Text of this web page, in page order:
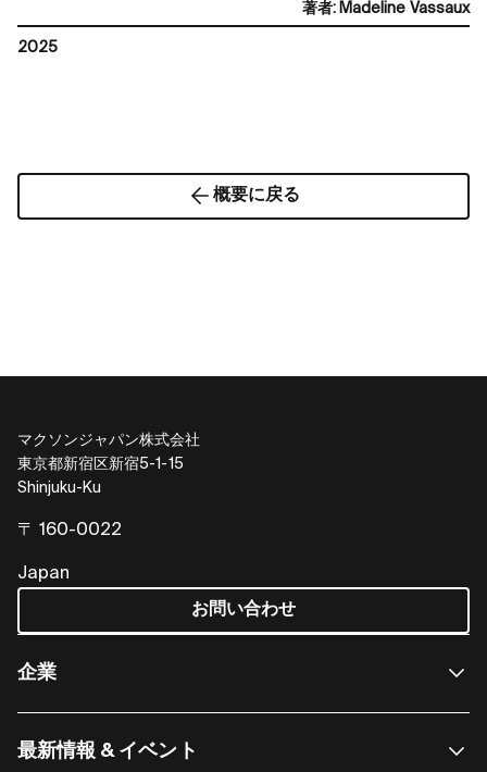
著者: Madeline Vassaux
2025
概要に戻る
マクソンジャパン株式会社
東京都新宿区新宿5-1-15
Shinjuku-Ku
〒 160-0022
Japan
お問い合わせ
企業
最新情報 & イベント